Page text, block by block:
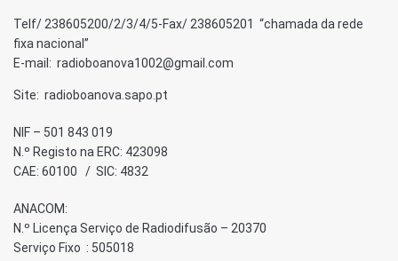
Telf/ 238605200/2/3/4/5-Fax/ 238605201 “chamada da rede
fixa nacional”
E-mail: radioboanova1002@gmail.com
Site: radioboanova.sapo.pt
NIF – 501 843 019
N.º Registo na ERC: 423098
CAE: 60100 / SIC: 4832
ANACOM:
N.º Licença Serviço de Radiodifusão – 20370
Serviço Fixo : 505018